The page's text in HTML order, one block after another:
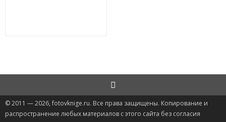
© 2011 — 2026, fotovknige.ru. Все права защищены. Копирование и
распространение любых материалов с этого сайта без согласия